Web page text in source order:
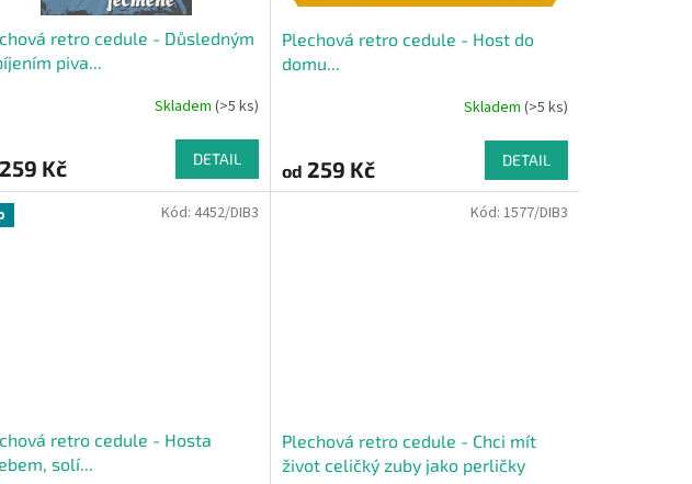
retro cedule - Důsledným
piva...
Skladem (>5 ks)
259 Kč DETAIL
Plechová retro cedule - Host do
domu...
Skladem (>5 ks)
od 259 Kč DETAIL
retro cedule - Hosta
solí...
Kód: 4452/DIB3
Plechová retro cedule - Chci mít
život celičký zuby jako perličky
Kód: 1577/DIB3